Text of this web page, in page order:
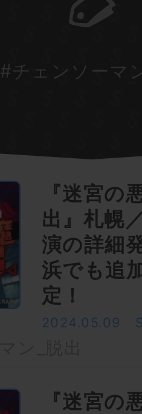
#チェンソーマ
『迷宮の
出』札幌
演の詳細
浜でも追
定！
2024.05.09
『迷宮の